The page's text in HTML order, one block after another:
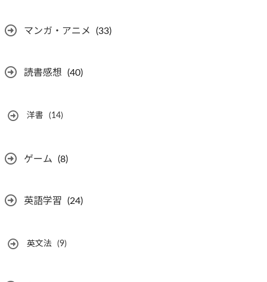
マンガ・アニメ (33)
読書感想 (40)
洋書 (14)
ゲーム (8)
英語学習 (24)
英文法 (9)